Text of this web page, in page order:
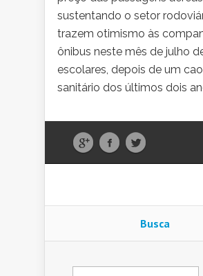
sustentando o setor
trazem otimismo às
ônibus neste mês de julho
escolares, depois de um
sanitário dos últimos dois
Busca
Pesquisar